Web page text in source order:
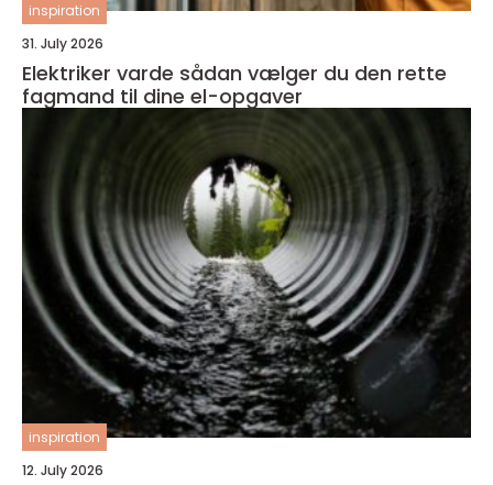
inspiration
31. July 2026
Elektriker varde sådan vælger du den rette
fagmand til dine el-opgaver
inspiration
12. July 2026